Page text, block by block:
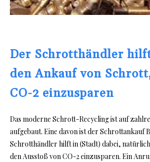
Der Schrotthändler
den Ankauf von
CO-2 einzusparen
Das moderne Schrott-Recycling ist auf
aufgebaut. Eine davon ist der Schrottankauf
Schrotthändler hilft in (Stadt) dabei,
den Ausstoß von CO-2 einzusparen. Ein